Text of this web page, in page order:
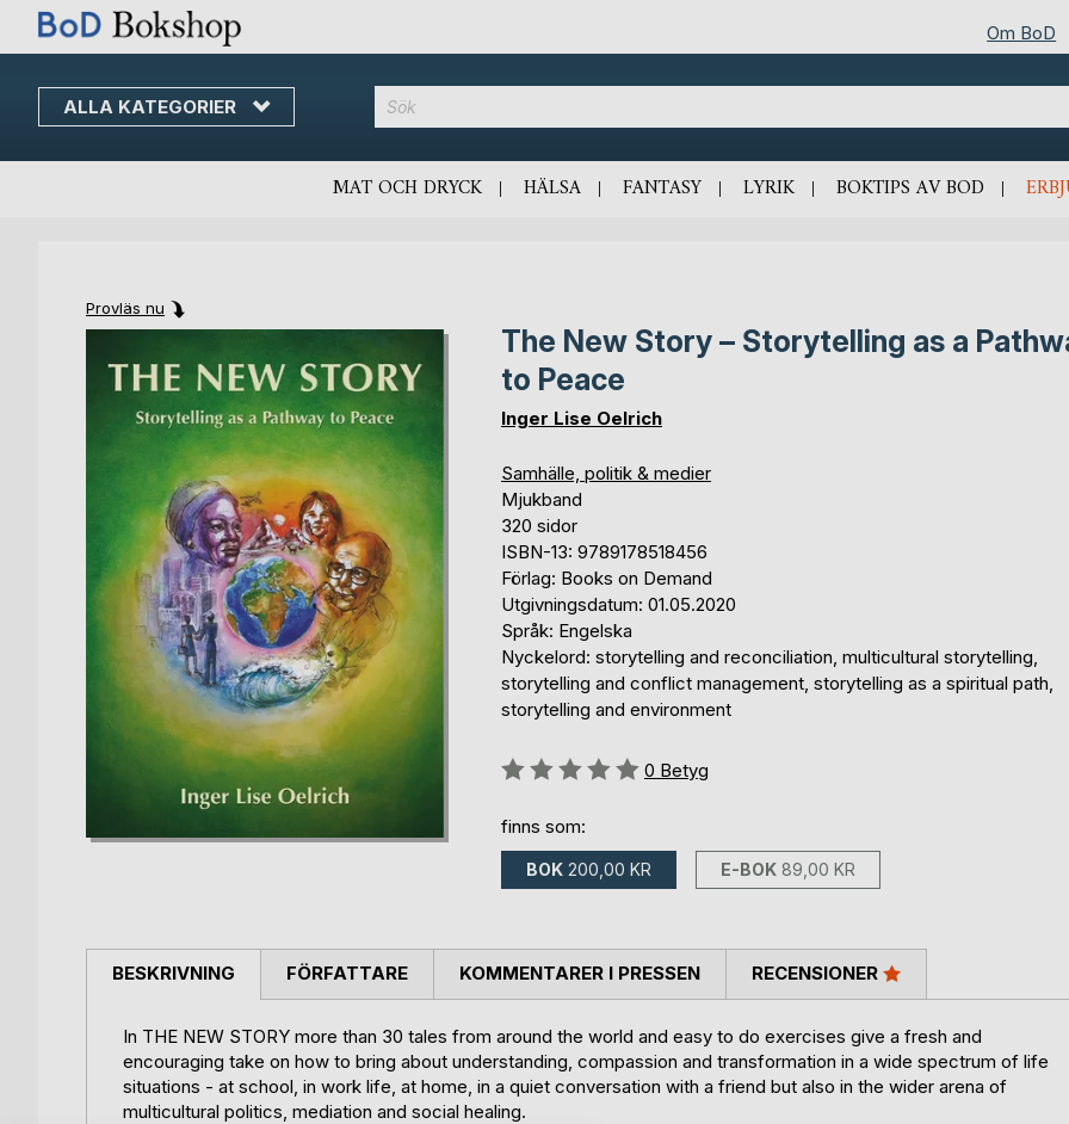
Om BoD
ALLA KATEGORIER
MAT OCH DRYCK HÄLSA FANTASY LYRIK BOKTIPS AV BOD
Provläs nu
gallery
beginning
gallery
The New Story – Storytelling as a
to Peace
Inger Lise Oelrich
Samhälle, politik & medier
Mjukband
320 sidor
ISBN-13: 9789178518456
Förlag: Books on Demand
Utgivningsdatum: 01.05.2020
Språk: Engelska
Nyckelord: storytelling and reconciliation, multicultural storytelling,
storytelling and conflict management, storytelling as a spiritual path,
storytelling and environment
Betyg::
0 Betyg
finns som:
BOK 200,00 KR E-BOK 89,00 KR
BESKRIVNING
In THE NEW STORY more than 30 tales from around the world and easy to do exercises give a fresh and
encouraging take on how to bring about understanding, compassion and transformation in a wide spectrum of life
situations - at school, in work life, at home, in a quiet conversation with a friend but also in the wider arena of
multicultural politics, mediation and social healing.
FÖRFATTARE KOMMENTARER I PRESSEN RECENSIONER